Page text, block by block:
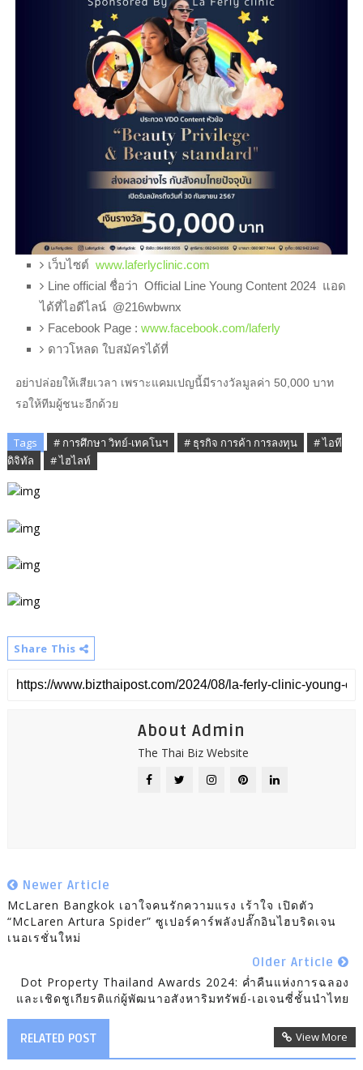
เว็บไซต์ www.laferlyclinic.com
Line official ชื่อว่า Official Line Young Content 2024 แอด
ได้ที่ไอดีไลน์ @216wbwnx
Facebook Page : www.facebook.com/laferly
ดาวโหลด ใบสมัครได้ที่
อย่าปล่อยให้เสียเวลา เพราะแคมเปญนี้มีรางวัลมูลค่า 50,000 บาท
รอให้ทีมผู้ชนะอีกด้วย
Tags # การศึกษา วิทย์-เทคโนฯ # ธุรกิจ การค้า การลงทุน
# ไอที
ดิจิทัล
# ไฮไลท์
Share This
About Admin
The Thai Biz Website
Newer Article
McLaren Bangkok เอาใจคนรักความแรง เร้าใจ เปิดตัว
“McLaren Artura Spider” ซูเปอร์คาร์พลังปลั๊กอินไฮบริดเจน
เนอเรชั่นใหม่
Older Article
Dot Property Thailand Awards 2024: ค่ำคืนแห่งการฉลอง
และเชิดชูเกียรติแก่ผู้พัฒนาอสังหาริมทรัพย์-เอเจนซี่ชั้นนำไทย
RELATED POST View More